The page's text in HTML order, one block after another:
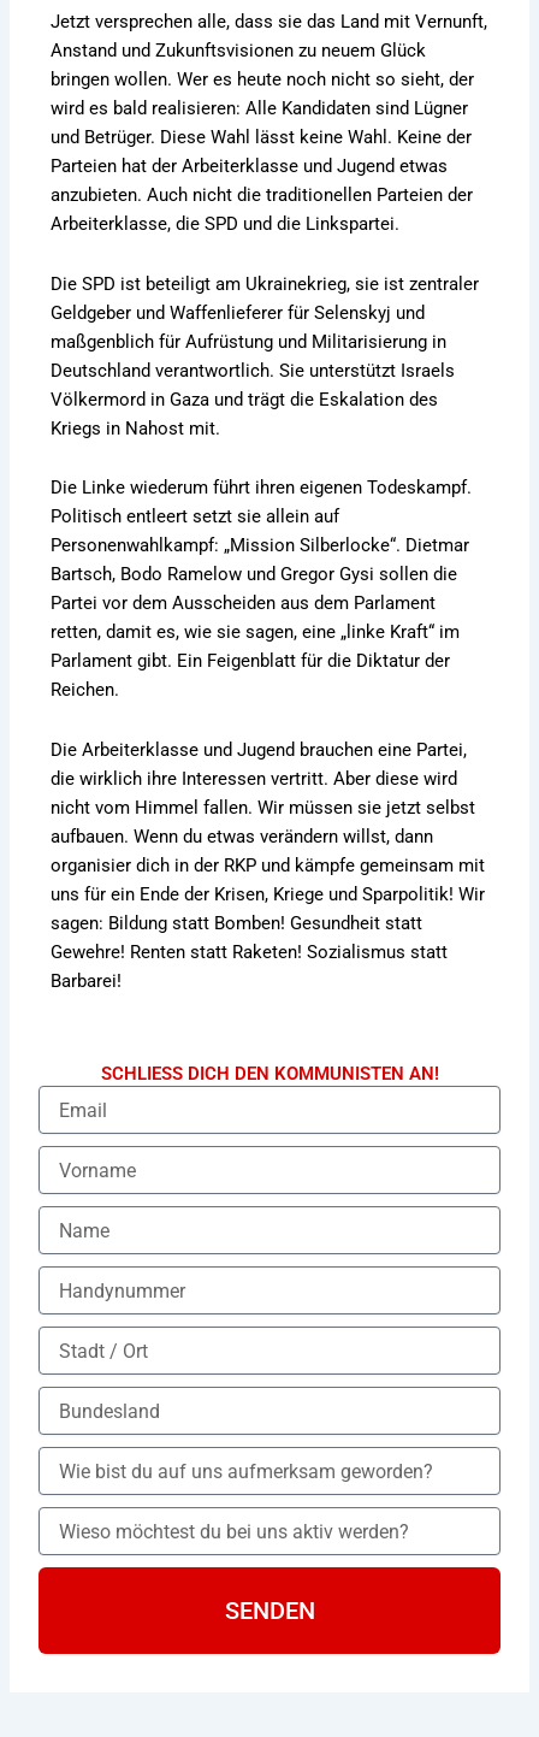
Jetzt versprechen alle, dass sie das Land mit Vernunft,
Anstand und Zukunftsvisionen zu neuem Glück
bringen wollen. Wer es heute noch nicht so sieht, der
wird es bald realisieren: Alle Kandidaten sind Lügner
und Betrüger. Diese Wahl lässt keine Wahl. Keine der
Parteien hat der Arbeiterklasse und Jugend etwas
anzubieten. Auch nicht die traditionellen Parteien der
Arbeiterklasse, die SPD und die Linkspartei.
Die SPD ist beteiligt am Ukrainekrieg, sie ist zentraler
Geldgeber und Waffenlieferer für Selenskyj und
maßgenblich für Aufrüstung und Militarisierung in
Deutschland verantwortlich. Sie unterstützt Israels
Völkermord in Gaza und trägt die Eskalation des
Kriegs in Nahost mit.
Die Linke wiederum führt ihren eigenen Todeskampf.
Politisch entleert setzt sie allein auf
Personenwahlkampf: „Mission Silberlocke“. Dietmar
Bartsch, Bodo Ramelow und Gregor Gysi sollen die
Partei vor dem Ausscheiden aus dem Parlament
retten, damit es, wie sie sagen, eine „linke Kraft“ im
Parlament gibt. Ein Feigenblatt für die Diktatur der
Reichen.
Die Arbeiterklasse und Jugend brauchen eine Partei,
die wirklich ihre Interessen vertritt. Aber diese wird
nicht vom Himmel fallen. Wir müssen sie jetzt selbst
aufbauen. Wenn du etwas verändern willst, dann
organisier dich in der RKP und kämpfe gemeinsam mit
uns für ein Ende der Krisen, Kriege und Sparpolitik! Wir
sagen: Bildung statt Bomben! Gesundheit statt
Gewehre! Renten statt Raketen! Sozialismus statt
Barbarei!
SCHLIESS DICH DEN KOMMUNISTEN AN!
SENDEN